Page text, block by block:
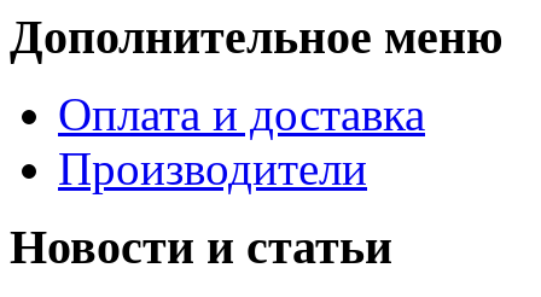
Дополнительное меню
Оплата и доставка
Производители
Новости и статьи